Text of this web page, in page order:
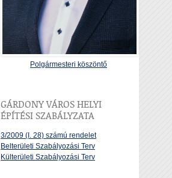
Polgármesteri köszöntő
GÁRDONY VÁROS HELYI
ÉPÍTÉSI SZABÁLYZATA
3/2009 (I. 28) számú rendelet
Belterületi Szabályozási Terv
Külterületi Szabályozási Terv